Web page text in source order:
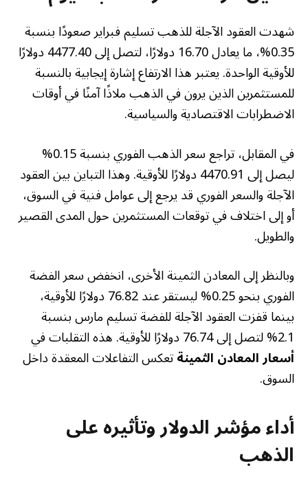
شهدت العقود الآجلة للذهب تسليم فبراير صعودًا بنسبة
0.35%، ما يعادل 16.70 دولارًا، لتصل إلى 4477.40 دولارًا
للأوقية الواحدة. يعتبر هذا الارتفاع إشارة إيجابية بالنسبة
للمستثمرين الذين يرون في الذهب ملاذًا آمنًا في أوقات
الاضطرابات الاقتصادية والسياسية.
في المقابل، تراجع سعر الذهب الفوري بنسبة 0.15%
ليصل إلى 4470.91 دولارًا للأوقية. وهذا التباين بين العقود
الآجلة والسعر الفوري قد يرجع إلى عوامل فنية في السوق،
أو إلى اختلاف في توقعات المستثمرين حول المدى القصير
والطويل.
وبالنظر إلى المعادن الثمينة الأخرى، انخفض سعر الفضة
الفوري بنحو 0.25% ليستقر عند 76.82 دولارًا للأوقية،
بينما قفزت العقود الآجلة للفضة تسليم مارس بنسبة
2.1% لتصل إلى 76.74 دولارًا للأوقية. هذه التقلبات في
أسعار المعادن الثمينةتعكس التفاعلات المعقدة داخل
السوق.
أداء مؤشر الدولار وتأثيره على
الذهب